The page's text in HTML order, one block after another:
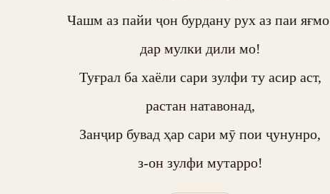
Чашм аз пайи ҷон бурдану рух аз паи яғмо
дар мулки дили мо!
Туғрал ба хаёли сари зулфи ту асир аст,
растан натавонад,
Занҷир бувад ҳар сари мӯ пои ҷунунро,
з-он зулфи мутарро!